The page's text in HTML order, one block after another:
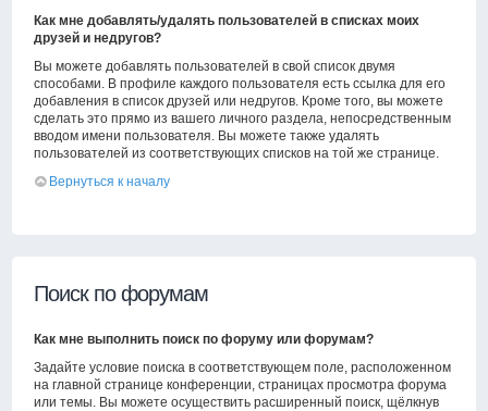
Как мне добавлять/удалять пользователей в списках моих
друзей и недругов?
Вы можете добавлять пользователей в свой список двумя
способами. В профиле каждого пользователя есть ссылка для его
добавления в список друзей или недругов. Кроме того, вы можете
сделать это прямо из вашего личного раздела, непосредственным
вводом имени пользователя. Вы можете также удалять
пользователей из соответствующих списков на той же странице.
Вернуться к началу
Поиск по форумам
Как мне выполнить поиск по форуму или форумам?
Задайте условие поиска в соответствующем поле, расположенном
на главной странице конференции, страницах просмотра форума
или темы. Вы можете осуществить расширенный поиск, щёлкнув